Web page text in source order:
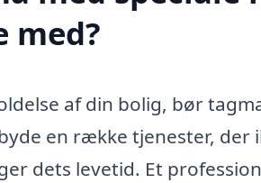
med?
af din bolig, bør
en række tjenester,
dets levetid. Et